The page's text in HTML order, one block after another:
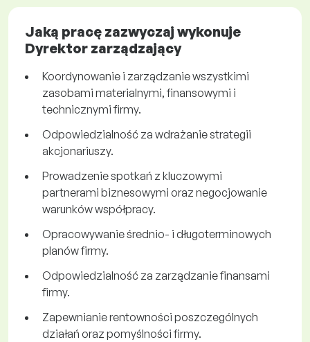
Jaką pracę zazwyczaj wykonuje
Dyrektor zarządzający
Koordynowanie i zarządzanie wszystkimi
zasobami materialnymi, finansowymi i
technicznymi firmy.
Odpowiedzialność za wdrażanie strategii
akcjonariuszy.
Prowadzenie spotkań z kluczowymi
partnerami biznesowymi oraz negocjowanie
warunków współpracy.
Opracowywanie średnio- i długoterminowych
planów firmy.
Odpowiedzialność za zarządzanie finansami
firmy.
Zapewnianie rentowności poszczególnych
działań oraz pomyślności firmy.